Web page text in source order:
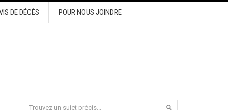
DE DÉCÈS POUR NOUS JOINDRE